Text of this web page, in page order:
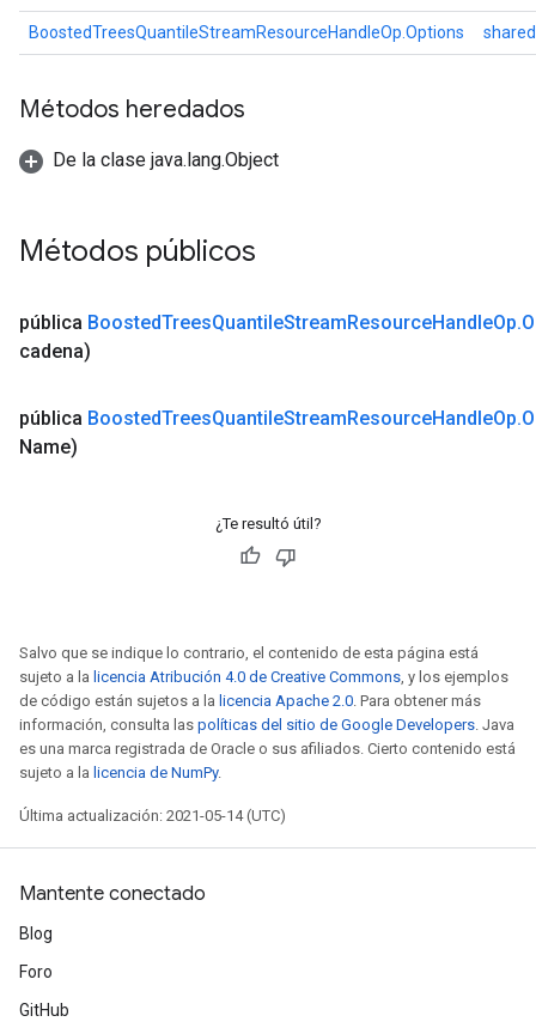
BoostedTreesQuantileStreamResourceHandleOp.Options
Métodos heredados
De la clase java.lang.Object
Métodos públicos
pública BoostedTreesQuantileStreamResourceHandleOp.
cadena)
pública BoostedTreesQuantileStreamResourceHandleOp.
Name)
¿Te resultó útil?
Salvo que se indique lo contrario, el contenido de esta página está
sujeto a la licencia Atribución 4.0 de Creative Commons, y los ejemplos
de código están sujetos a la licencia Apache 2.0. Para obtener más
información, consulta las políticas del sitio de Google Developers. Java
es una marca registrada de Oracle o sus afiliados. Cierto contenido está
sujeto a la licencia de NumPy.
Última actualización: 2021-05-14 (UTC)
Mantente conectado
Blog
Foro
GitHub